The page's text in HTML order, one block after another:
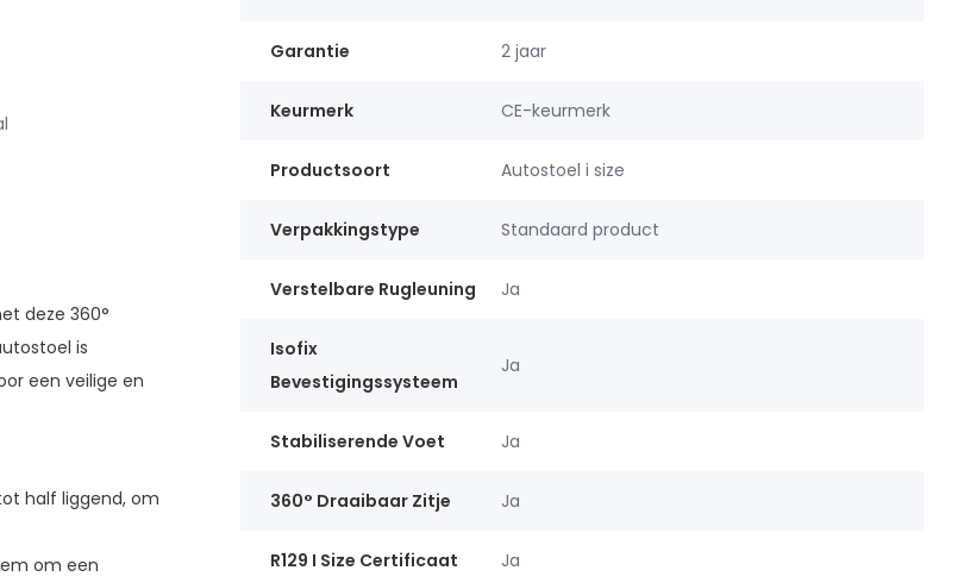
deze 360°
is
een veilige en
half liggend, om
om een
Garantie 2 jaar
Keurmerk CE-keurmerk
Productsoort Autostoel i size
Verpakkingstype Standaard product
Verstelbare Rugleuning Ja
Isofix
Bevestigingssysteem
Ja
Stabiliserende Voet Ja
360° Draaibaar Zitje Ja
R129 I Size Certificaat Ja